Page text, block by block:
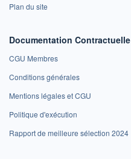
Plan du site
Documentation Contractuelle
CGU Membres
Conditions générales
Mentions légales et CGU
Politique d'exécution
Rapport de meilleure sélection 2024